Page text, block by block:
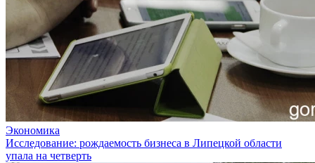
Экономика
Исследование: рождаемость бизнеса в Липецкой области
упала на четверть